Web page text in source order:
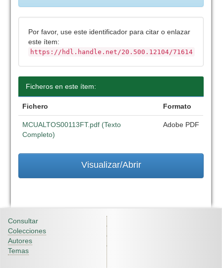
Por favor, use este identificador para citar o enlazar
este ítem:
https://hdl.handle.net/20.500.12104/71614
Ficheros en este ítem:
Fichero Formato
MCUALTOS00113FT.pdf (Texto
Completo)
Adobe PDF
Visualizar/Abrir
Consultar
Colecciones
Autores
Temas